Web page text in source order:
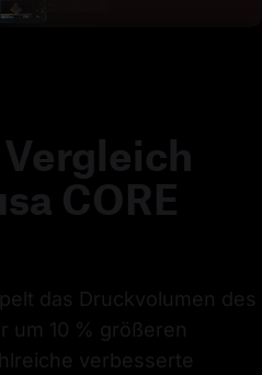
CORE
das Druckvolumen des
um 10 % größeren
verbesserte